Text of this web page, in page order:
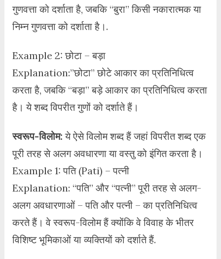
गुणवत्ता को दर्शाता है, जबकि “बुरा” किसी नकारात्मक या
निम्न गुणवत्ता को दर्शाता है।.
Example 2: छोटा – बड़ा
Explanation:”छोटा” छोटे आकार का प्रतिनिधित्व
करता है, जबकि “बड़ा” बड़े आकार का प्रतिनिधित्व करता
है। ये शब्द विपरीत गुणों को दर्शाते हैं।
स्वरूप-विलोम: ये ऐसे विलोम शब्द हैं जहां विपरीत शब्द एक
पूरी तरह से अलग अवधारणा या वस्तु को इंगित करता है।
Example 1: पति (Pati) – पत्नी
Explanation: “पति” और “पत्नी” पूरी तरह से अलग-
अलग अवधारणाओं – पति और पत्नी – का प्रतिनिधित्व
करते हैं। वे स्वरूप-विलोम हैं क्योंकि वे विवाह के भीतर
विशिष्ट भूमिकाओं या व्यक्तियों को दर्शाते हैं.